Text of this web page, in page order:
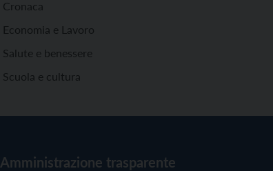
Cronaca
Economia e Lavoro
Salute e benessere
Scuola e cultura
Amministrazione trasparente